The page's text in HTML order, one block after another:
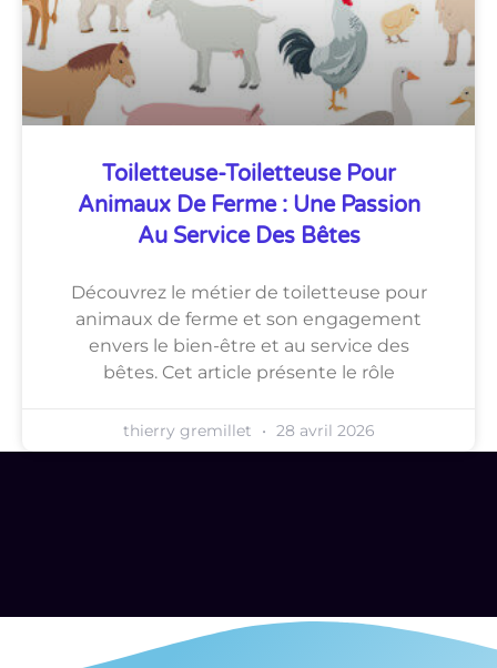
Toiletteuse-Toiletteuse Pour
Animaux De Ferme : Une Passion
Au Service Des Bêtes
Découvrez le métier de toiletteuse pour
animaux de ferme et son engagement
envers le bien-être et au service des
bêtes. Cet article présente le rôle
thierry gremillet 28 avril 2026